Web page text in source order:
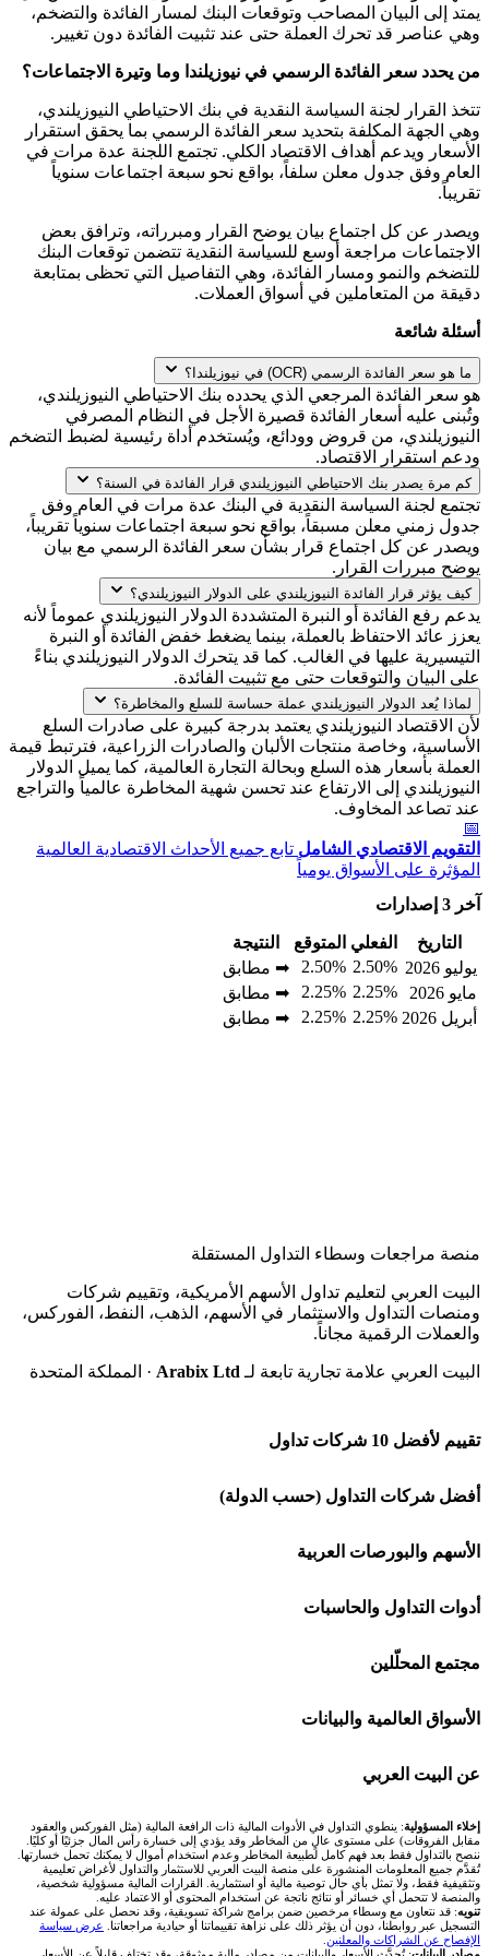
يمتد إلى البيان المصاحب وتوقعات البنك لمسار الفائدة والتضخم،
وهي عناصر قد تحرك العملة حتى عند تثبيت الفائدة دون تغيير.
من يحدد سعر الفائدة الرسمي في نيوزيلندا وما وتيرة الاجتماعات؟
تتخذ القرار لجنة السياسة النقدية في بنك الاحتياطي النيوزيلندي،
وهي الجهة المكلفة بتحديد سعر الفائدة الرسمي بما يحقق استقرار
الأسعار ويدعم أهداف الاقتصاد الكلي. تجتمع اللجنة عدة مرات في
العام وفق جدول معلن سلفاً، بواقع نحو سبعة اجتماعات سنوياً
تقريباً.
ويصدر عن كل اجتماع بيان يوضح القرار ومبرراته، وترافق بعض
الاجتماعات مراجعة أوسع للسياسة النقدية تتضمن توقعات البنك
للتضخم والنمو ومسار الفائدة، وهي التفاصيل التي تحظى بمتابعة
دقيقة من المتعاملين في أسواق العملات.
أسئلة شائعة
ما هو سعر الفائدة الرسمي (OCR) في نيوزيلندا؟
هو سعر الفائدة المرجعي الذي يحدده بنك الاحتياطي النيوزيلندي،
وتُبنى عليه أسعار الفائدة قصيرة الأجل في النظام المصرفي
النيوزيلندي، من قروض وودائع، ويُستخدم أداة رئيسية لضبط التضخم
ودعم استقرار الاقتصاد.
كم مرة يصدر بنك الاحتياطي النيوزيلندي قرار الفائدة في السنة؟
تجتمع لجنة السياسة النقدية في البنك عدة مرات في العام وفق
جدول زمني معلن مسبقاً، بواقع نحو سبعة اجتماعات سنوياً تقريباً،
ويصدر عن كل اجتماع قرار بشأن سعر الفائدة الرسمي مع بيان
يوضح مبررات القرار.
كيف يؤثر قرار الفائدة النيوزيلندي على الدولار النيوزيلندي؟
يدعم رفع الفائدة أو النبرة المتشددة الدولار النيوزيلندي عموماً لأنه
يعزز عائد الاحتفاظ بالعملة، بينما يضغط خفض الفائدة أو النبرة
التيسيرية عليها في الغالب. كما قد يتحرك الدولار النيوزيلندي بناءً
على البيان والتوقعات حتى مع تثبيت الفائدة.
لماذا يُعد الدولار النيوزيلندي عملة حساسة للسلع والمخاطرة؟
لأن الاقتصاد النيوزيلندي يعتمد بدرجة كبيرة على صادرات السلع
الأساسية، وخاصة منتجات الألبان والصادرات الزراعية، فترتبط قيمة
العملة بأسعار هذه السلع وبحالة التجارة العالمية، كما يميل الدولار
النيوزيلندي إلى الارتفاع عند تحسن شهية المخاطرة عالمياً والتراجع
عند تصاعد المخاوف.
📅
التقويم الاقتصادي الشامل تابع جميع الأحداث الاقتصادية العالمية
المؤثرة على الأسواق يومياً
آخر 3 إصدارات
التاريخ الفعلي المتوقع
النتيجة
يوليو 2026
2.50%
2.50%
➡ مطابق
مايو 2026
2.25%
2.25%
➡ مطابق
أبريل 2026
2.25%
2.25% ➡ مطابق
منصة مراجعات وسطاء التداول المستقلة
البيت العربي لتعليم تداول الأسهم الأمريكية، وتقييم شركات
ومنصات التداول والاستثمار في الأسهم، الذهب، النفط، الفوركس،
والعملات الرقمية مجاناً.
البيت العربي علامة تجارية تابعة لـ Arabix Ltd · المملكة المتحدة
تقييم لأفضل 10 شركات تداول
شركة Capital.com
افاتريد AvaTrade
اكسنس Exness
منصة بينانس
اكس تي بي XTB
انتراكتيف بروكرز IBKR
أفضل شركات التداول (حسب الدولة)
شركات تداول في السعودية
شركات تداول في الإمارات
شركات تداول في الكويت
شركات تداول في قطر
شركات تداول في الأردن
شركات تداول في العراق
الأسهم والبورصات العربية
🌍 كل البورصات العربية
🇸🇦 السوق السعودية
🇦🇪 أسواق الإمارات
🇪🇬 البورصة المصرية
🇶🇦 بورصة قطر
🇯🇴 بورصة عمّان
أدوات التداول والحاسبات
🕌 حاسبة الزكاة
💱 محول العملات
🧮 حاسبة حجم اللوت
📊 حاسبة قيمة النقطة
💰 حاسبة ربح الفوركس
📌 حاسبة النقاط المحورية
مجتمع المحلّلين
🧱 حائط المجتمع
🏆 لوحة المحلّلين
✍️ اكتب تحليلك
الأسواق العالمية والبيانات
🌐 المؤشرات العالمية
🥇 سعر الذهب اليوم
🥇 أسعار الذهب والمعادن
💱 أسعار العملات والفوركس
عن البيت العربي
من نحن
تواصل معنا
فريق المؤلفين
إخلاء المسؤولية: ينطوي التداول في الأدوات المالية ذات الرافعة المالية (مثل الفوركس والعقود
مقابل الفروقات) على مستوى عالٍ من المخاطر وقد يؤدي إلى خسارة رأس المال جزئيًا أو كليًا.
ننصح بالتداول فقط بعد فهم كامل لطبيعة المخاطر وعدم استخدام أموال لا يمكنك تحمل خسارتها.
تُقدَّم جميع المعلومات المنشورة على منصة البيت العربي للاستثمار والتداول لأغراض تعليمية
وتثقيفية فقط، ولا تمثل بأي حال توصية مالية أو استثمارية. القرارات المالية مسؤولية شخصية،
والمنصة لا تتحمل أي خسائر أو نتائج ناتجة عن استخدام المحتوى أو الاعتماد عليه.
تنويه: قد نتعاون مع وسطاء مرخصين ضمن برامج شراكة تسويقية، وقد نحصل على عمولة عند
التسجيل عبر روابطنا، دون أن يؤثر ذلك على نزاهة تقييماتنا أو حيادية مراجعاتنا. عرض سياسة
الإفصاح عن الشراكات والمعلنين